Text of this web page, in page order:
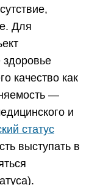
Для
здоровье
качество как
—
и
статус
выступать в